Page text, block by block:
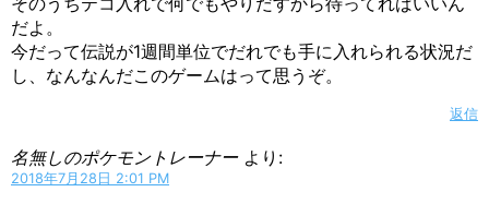
だよ。
今だって伝説が1週間単位でだれでも手に入れられる状況だ
し、なんなんだこのゲームはって思うぞ。
返信
名無しのポケモントレーナー より:
2018年7月28日 2:01 PM